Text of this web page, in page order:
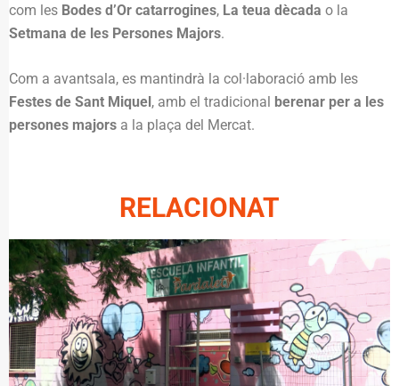
com les Bodes d’Or catarrogines, La teua dècada o la
Setmana de les Persones Majors.
Com a avantsala, es mantindrà la col·laboració amb les
Festes de Sant Miquel, amb el tradicional berenar per a les
persones majors a la plaça del Mercat.
RELACIONAT